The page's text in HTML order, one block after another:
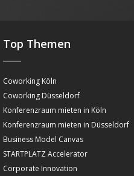
Top Themen
Coworking Köln
Coworking Düsseldorf
Konferenzraum mieten in Köln
Konferenzraum mieten in Düsseldorf
Business Model Canvas
STARTPLATZ Accelerator
Corporate Innovation